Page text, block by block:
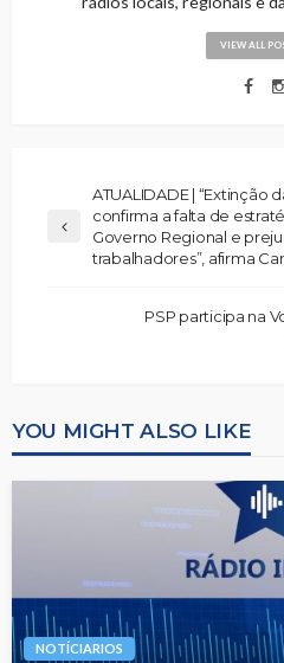
VIEW ALL
ATUALIDADE | “Extinção
confirma a falta de
Governo Regional e
trabalhadores”, afirma
PSP participa na
YOU MIGHT ALSO LIKE
NOTÍCIARIOS